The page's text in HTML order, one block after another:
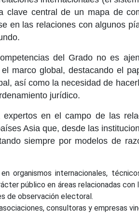
clave central de un mapa de
en las relaciones con algunos
del Grado no es
marco global, destacando el
así como la necesidad de
jurídico.
en el campo de las
Asia que, desde las
siempre por modelos de
organismos internacionales,
público en áreas relacionadas
de observación electoral.
consultoras y empresas